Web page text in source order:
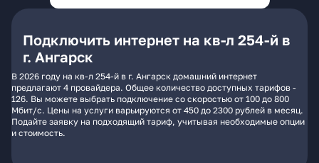
Подключить интернет на кв-л 254-й в
г. Ангарск
В 2026 году на кв-л 254-й в г. Ангарск домашний интернет
предлагают 4 провайдера. Общее количество доступных тарифов -
126. Вы можете выбрать подключение со скоростью от 100 до 800
Мбит/с. Цены на услуги варьируются от 450 до 2300 рублей в месяц.
Подайте заявку на подходящий тариф, учитывая необходимые опции
и стоимость.